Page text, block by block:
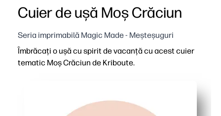
Cuier de ușă Moș Crăciun
Seria imprimabilă Magic Made - Meșteșuguri
Îmbrăcați o ușă cu spirit de vacanță cu acest cuier
tematic Moș Crăciun de Kriboute.
Copiii primesc o sarcină practică distractivă -
Excelent pentru acasă, săli de clasă și petreceri -